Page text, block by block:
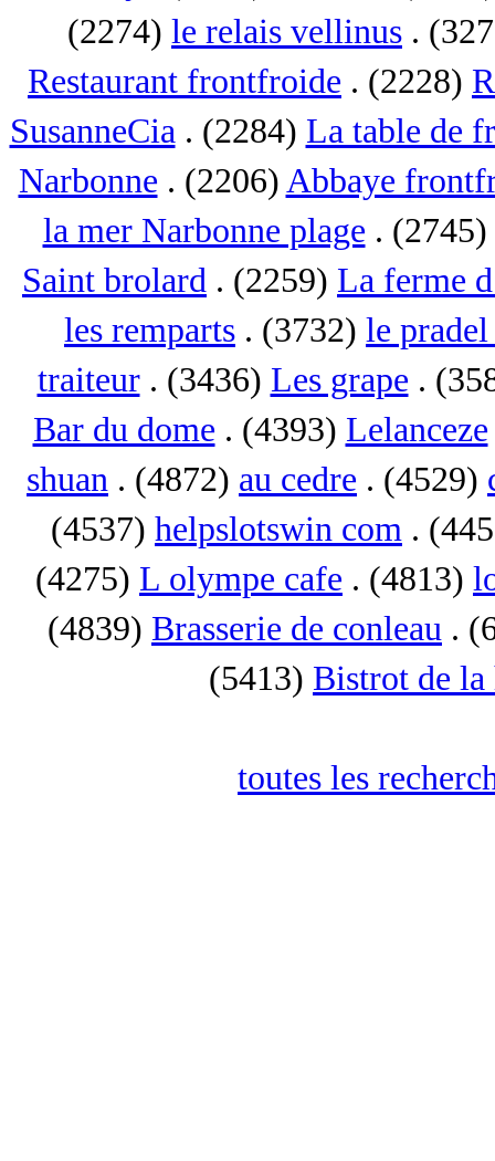
(2274) le relais vellinus .
Restaurant frontfroide . (2228)
SusanneCia. (2284) La table de
Narbonne . (2206) Abbaye
la mer Narbonne plage . (2745)
Saint brolard . (2259) La ferme
les remparts . (3732) le
traiteur. (3436) Les grape .
Bar du dome . (4393) Lelanceze
shuan . (4872) au cedre . (4529)
(4537) helpslotswin com .
(4275) L olympe cafe . (4813)
(4839) Brasserie de conleau .
(5413) Bistrot de la
toutes les